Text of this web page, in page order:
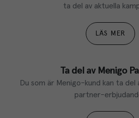
ta del av aktuella
LÄS MER
Ta del av Menigo
Du som är Menigo-kund kan ta del
partner-